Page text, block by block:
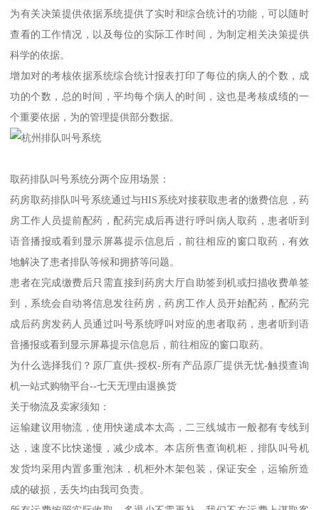
为有关决策提供依据系统提供了实时和综合统计的功能，可以随时
查看的工作情况，以及每位的实际工作时间，为制定相关决策提供
科学的依据。
增加对的考核依据系统综合统计报表打印了每位的病人的个数，成
功的个数，总的时间，平均每个病人的时间，这也是考核成绩的一
个重要依据，为的管理提供部分数据。
取药排队叫号系统分两个应用场景：
药房取药排队叫号系统通过与HIS系统对接获取患者的缴费信息，药
房工作人员提前配药，配药完成后再进行呼叫病人取药，患者听到
语音播报或看到显示屏幕提示信息后，前往相应的窗口取药，有效
地解决了患者排队等候和拥挤等问题。
患者在完成缴费后只需直接到药房大厅自助签到机或扫描收费单签
到，系统会自动将信息发往药房，药房工作人员开始配药，配药完
成后药房发药人员通过叫号系统呼叫对应的患者取药，患者听到语
音播报或看到显示屏幕提示信息后，前往相应的窗口取药。
为什么选择我们？原厂直供-授权-所有产品原厂提供无忧-触摸查询
机一站式购物平台--七天无理由退换货
关于物流及卖家须知：
运输建议用物流，使用快递成本太高，二三线城市一般都有专线到
达，速度不比快递慢，减少成本。本店所售查询机柜，排队叫号机
发货均采用内置多重泡沫，机柜外木架包装，保证安全，运输所造
成的破损，丢失均由我司负责。